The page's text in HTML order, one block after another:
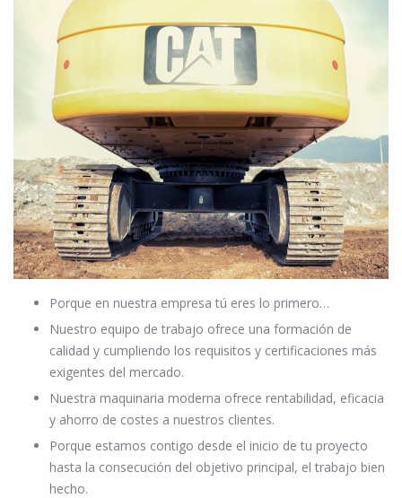
Porque en nuestra empresa tú eres lo primero…
Nuestro equipo de trabajo ofrece una formación de
calidad y cumpliendo los requisitos y certificaciones más
exigentes del mercado.
Nuestra maquinaria moderna ofrece rentabilidad, eficacia
y ahorro de costes a nuestros clientes.
Porque estamos contigo desde el inicio de tu proyecto
hasta la consecución del objetivo principal, el trabajo bien
hecho.